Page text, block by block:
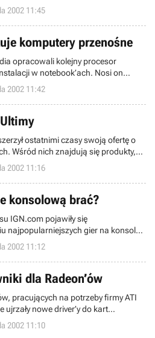
NASCAR Racing. Natomiast
kilka szczegółów,
2002 11:45
komputery przenośne
opracowali kolejny procesor
w notebook’ach. Nosi on
w oparciu o technologię,
GeForce4 Ti 4200. Ten ostatni
stacjonarnych PeCetów.
2002 11:42
ostatnimi czasy swoją ofertę o
Wśród nich znajdują się produkty,
2 oraz Nintendo
2002 11:16
konsolową brać?
IGN.com pojawiły się
najpopularniejszych gier na konsole
2002 11:12
dla Radeon’ów
pracujących na potrzeby firmy ATI
ujrzały nowe driver’y do kart
Sterowniki noszą nazwę Catalyst
modelami procesorów: 7000,
2002 11:10